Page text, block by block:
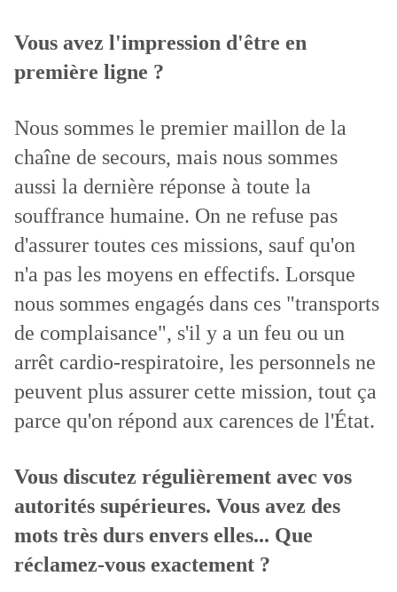
Vous avez l'impression d'être en
première ligne ?
Nous sommes le premier maillon de la
chaîne de secours, mais nous sommes
aussi la dernière réponse à toute la
souffrance humaine. On ne refuse pas
d'assurer toutes ces missions, sauf qu'on
n'a pas les moyens en effectifs. Lorsque
nous sommes engagés dans ces "transports
de complaisance", s'il y a un feu ou un
arrêt cardio-respiratoire, les personnels ne
peuvent plus assurer cette mission, tout ça
parce qu'on répond aux carences de l'État.
Vous discutez régulièrement avec vos
autorités supérieures. Vous avez des
mots très durs envers elles... Que
réclamez-vous exactement ?